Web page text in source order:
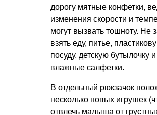
дорогу мятные конфетки,
изменения скорости и
могут вызвать тошноту. Не
взять еду, питье,
посуду, детскую бутылочку и
влажные салфетки.
В отдельный рюкзачок
несколько новых игрушек
отвлечь малыша от